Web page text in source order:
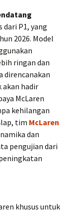
dari P1, yang
2026. Model
ringan dan
direncanakan
hadir
McLaren
kehilangan
tim McLaren
dan
pengujian dari
khusus untuk